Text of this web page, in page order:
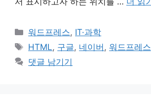
카
테
리
워드프레스, IT·과학
태
그
HTML, 구글, 네이버 , 워드프레스
댓글 남기기